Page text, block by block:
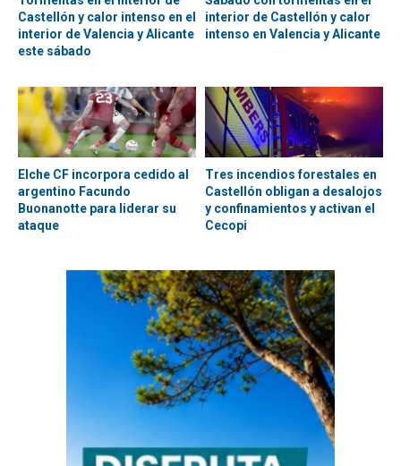
Castellón y calor intenso en el
interior de Valencia y Alicante
este sábado
interior de Castellón y calor
intenso en Valencia y Alicante
Elche CF incorpora cedido al
argentino Facundo
Buonanotte para liderar su
ataque
Tres incendios forestales en
Castellón obligan a desalojos
y confinamientos y activan el
Cecopi